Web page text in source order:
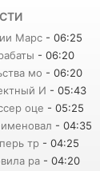
Марс - 06:25
- 06:20
мо - 06:20
И - 05:43
оце - 05:25
- 04:35
тр - 04:25
ра - 04:20